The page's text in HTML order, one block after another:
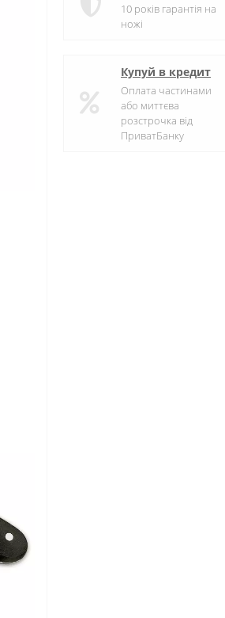
10 років гарантія на
ножі
Купуй в кредит
Оплата частинами
або миттєва
розстрочка від
ПриватБанку